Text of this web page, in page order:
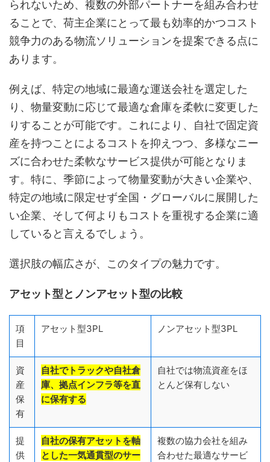
られないため、複数の外部パートナーを組み合わせ
ることで、荷主企業にとって最も効率的かつコスト
競争力のある物流ソリューションを提案できる点に
あります。
例えば、特定の地域に最適な運送会社を選定した
り、物量変動に応じて最適な倉庫を柔軟に変更した
りすることが可能です。これにより、自社で固定資
産を持つことによるコストを抑えつつ、多様なニー
ズに合わせた柔軟なサービス提供が可能となりま
す。特に、季節によって物量変動が大きい企業や、
特定の地域に限定せず全国・グローバルに展開した
い企業、そして何よりもコストを重視する企業に適
していると言えるでしょう。
選択肢の幅広さが、このタイプの魅力です。
アセット型とノンアセット型の比較
項
目
アセット型3PL ノンアセット型3PL
資
産
保
有
自社でトラックや自社倉
庫、拠点インフラ等を直
に保有する
自社では物流資産をほ
とんど保有しない
提
供
自社の保有アセットを軸
とした一気通貫型のサー
複数の協力会社を組み
合わせた最適なサービ